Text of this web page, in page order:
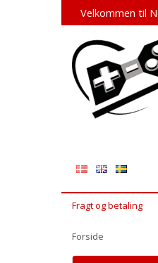
Velkommen til
Fragt og betaling
Forside